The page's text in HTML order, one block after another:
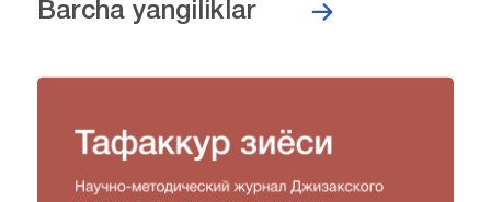
Barcha yangiliklar